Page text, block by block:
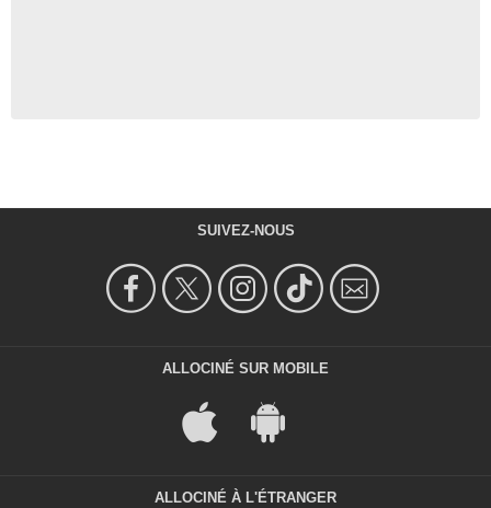
SUIVEZ-NOUS
ALLOCINÉ SUR MOBILE
ALLOCINÉ À L'ÉTRANGER